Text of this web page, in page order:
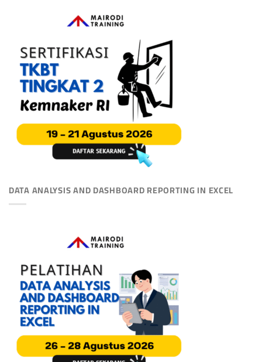
DATA ANALYSIS AND DASHBOARD REPORTING IN EXCEL